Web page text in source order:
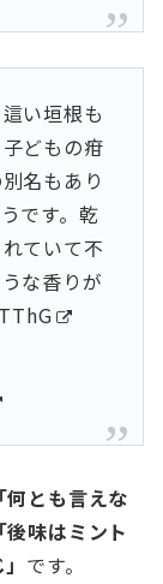
い垣根も
どもの疳
名もあり
です。乾
ていて不
な香りが
「何とも言えな
味はミント
です。